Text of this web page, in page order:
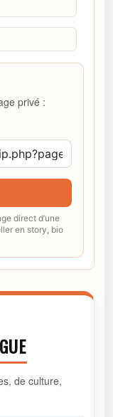
privé :
direct d’une
en story, bio
de culture,